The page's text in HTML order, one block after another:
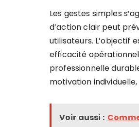
Les gestes simples
d’action clair peut
utilisateurs. L’objectif
efficacité
professionnelle
motivation
Voir aussi :